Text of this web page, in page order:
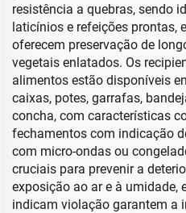
resistência a quebras, sendo
laticínios e refeições prontas,
oferecem preservação de
vegetais enlatados. Os
alimentos estão disponíveis
caixas, potes, garrafas,
concha, com características
fechamentos com indicação
com micro-ondas ou
cruciais para prevenir a
exposição ao ar e à umidade,
indicam violação garantem a